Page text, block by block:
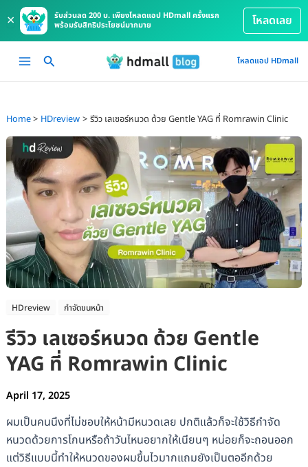
×
รับส่วนลด 200 บ. เพียงโหลดแอป HDmall ครั้งแรก
พร้อมรับสิทธิประโยชน์มากมาย
โหลดเลย
Main
โหลดแอป HDmall
Home HDreview รีวิว เลเซอร์หนวด ด้วย Gentle YAG ที่ Romrawin Clinic
HDreview กำจัดขนหน้า
รีวิว เลเซอร์หนวด ด้วย Gentle
YAG ที่ Romrawin Clinic
April 17, 2025
ผมเป็นคนนึงที่ไม่ชอบให้หน้ามีหนวดเลย ปกติแล้วก็จะใช้วิธีกำจัด
หนวดด้วยการโกนหรือถ้าวันไหนอยากให้เนียนๆ หน่อยก็จะถอนออก
แต่วิธีแบบนี้ทำให้หนวดของผมขึ้นไวมากแถมยังเป็นตออีกด้วย